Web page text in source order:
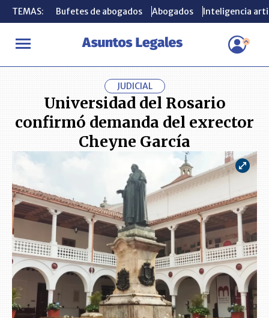
TEMAS: Bufetes de abogados Abogados Inteligencia
INICIO ACTUALIDAD Universidad del Rosario confirmó
TEMAS: Bufetes de abogados Abogados Inteligencia
JUDICIAL
Universidad del Rosario
confirmó demanda del exrector
Cheyne García